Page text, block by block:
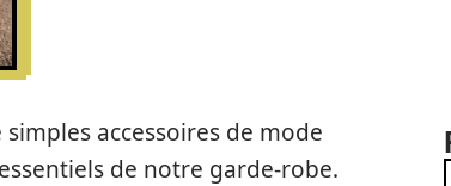
accessoires de mode
de notre garde-robe.